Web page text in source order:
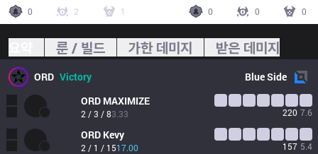
0
2 1
0
0 0
룬 / 빌드 가한 데미지 받은 데미지
ORD Victory BlueSide
ORD MAXIMIZE
2 / 3 / 83.33 220 7.6
ORD Kevy
2 / 1 / 1517.00 157 5.4